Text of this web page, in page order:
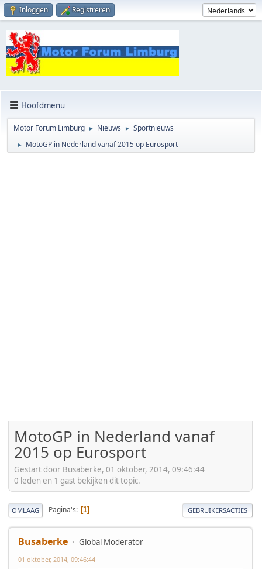
Inloggen Registreren
Hoofdmenu
Motor Forum Limburg ► Nieuws ► Sportnieuws
► MotoGP in Nederland vanaf 2015 op Eurosport
MotoGP in Nederland vanaf
2015 op Eurosport
Gestart door Busaberke, 01 oktober, 2014, 09:46:44
0 leden en 1 gast bekijken dit topic.
OMLAAG Pagina's 1 GEBRUIKERSACTIES
Busaberke Global Moderator
01 oktober, 2014, 09:46:44